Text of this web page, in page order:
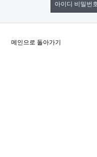
아이디 비밀번
메인으로 돌아가기